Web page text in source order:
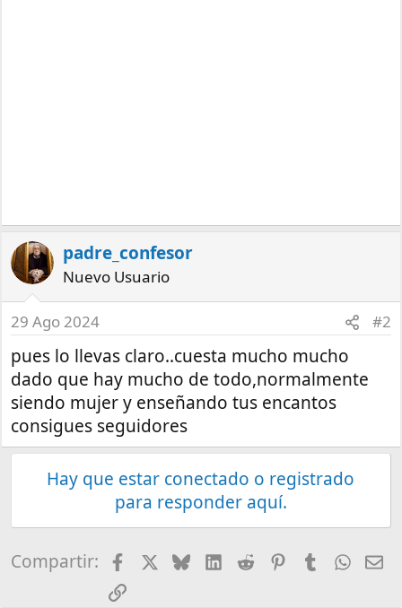
padre_confesor
Nuevo Usuario
29 Ago 2024 #2
pues lo llevas claro..cuesta mucho mucho
dado que hay mucho de todo,normalmente
siendo mujer y enseñando tus encantos
consigues seguidores
Hay que estar conectado o registrado
para responder aquí.
Compartir: FacebookBlueskyLinkedInRedditPinterestTumblr
Enlace